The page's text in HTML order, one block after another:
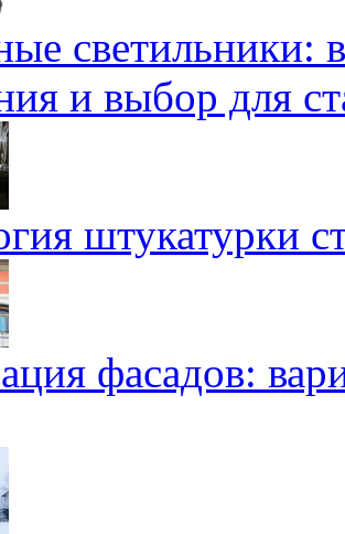
светильники:
и выбор для
штукатурки
фасадов: